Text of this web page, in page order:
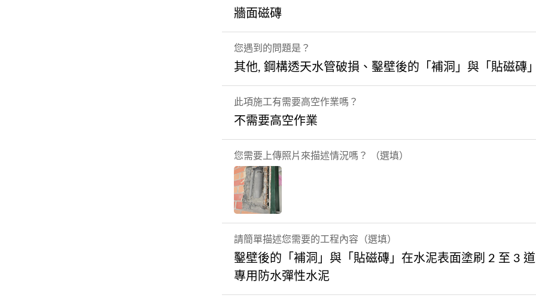
牆面磁磚
您遇到的問題是？
其他, 鋼構透天水管破損、鑿壁後的「補洞」與「貼磁磚
此項施工有需要高空作業嗎？
不需要高空作業
您需要上傳照片來描述情況嗎？ （選填）
請簡單描述您需要的工程內容（選填）
鑿壁後的「補洞」與「貼磁磚」在水泥表面塗刷 2 至 3
專用防水彈性水泥